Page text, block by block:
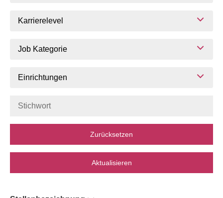
Karrierelevel
Job Kategorie
Einrichtungen
Zurücksetzen
Aktualisieren